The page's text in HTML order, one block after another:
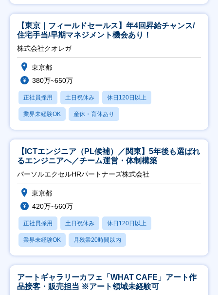
【東京｜フィールドセールス】年4回昇給チャンス/
住宅手当/早期マネジメント機会あり！
株式会社クオレガ
東京都
380万~650万
正社員採用 土日祝休み 休日120日以上
業界未経験OK 産休・育休あり
【ICTエンジニア（PL候補）／関東】5年後も選ばれ
るエンジニアへ／チーム運営・体制構築
パーソルエクセルHRパートナーズ株式会社
東京都
420万~560万
正社員採用 土日祝休み 休日120日以上
業界未経験OK 月残業20時間以内
アートギャラリーカフェ「WHAT CAFE」アート作
品接客・販売担当 ※アート領域未経験可